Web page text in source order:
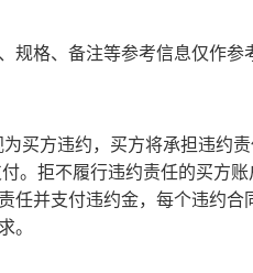
规格、备注等参考信息仅作
买方违约，买方将承担违约
付。拒不履行违约责任的买方
任并支付违约金，每个违约
。